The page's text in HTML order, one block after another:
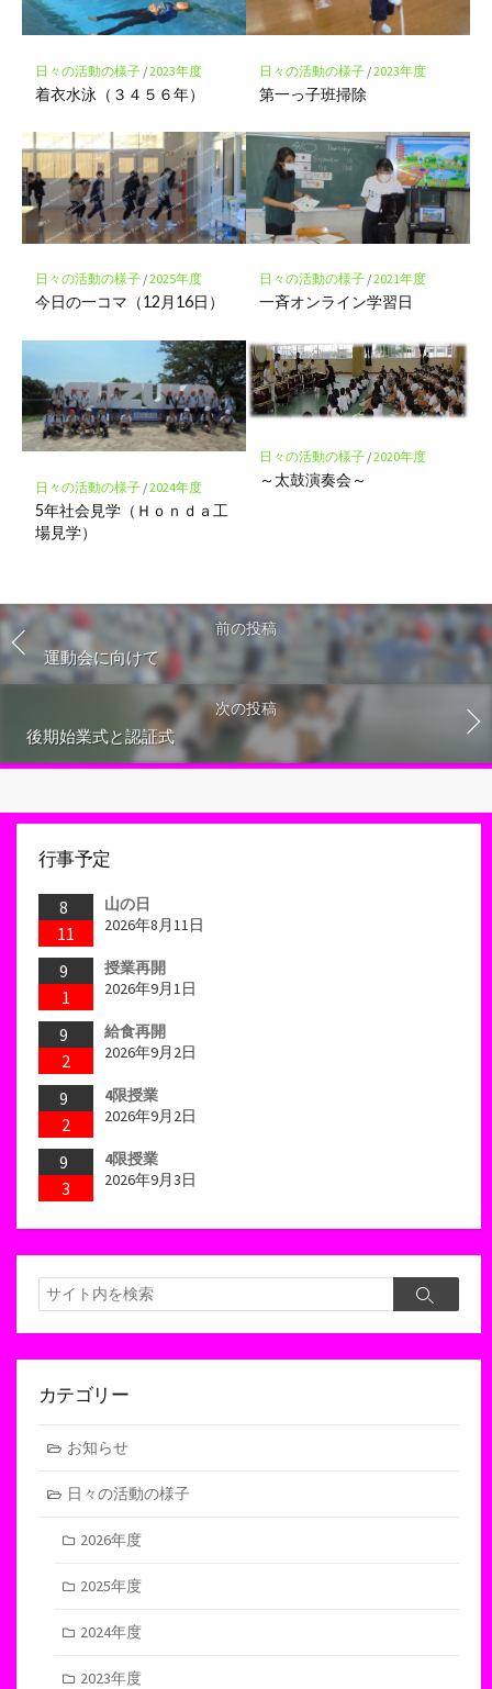
に
保
存
日々の活動の様子/2023年度
着衣水泳（３４５６年）
日々の活動の様子/2023年度
第一っ子班掃除
日々の活動の様子/2025年度
今日の一コマ（12月16日）
日々の活動の様子/2021年度
一斉オンライン学習日
日々の活動の様子/2024年度
5年社会見学（Ｈｏｎｄａ工
場見学）
日々の活動の様子/2020年度
～太鼓演奏会～
前の投稿
運動会に向けて
次の投稿
後期始業式と認証式
行事予定
8
11
山の日
2026年8月11日
9
1
授業再開
2026年9月1日
9
2
給食再開
2026年9月2日
9
2
4限授業
2026年9月2日
9
3
4限授業
2026年9月3日
検
索
検
カテゴリー
お知らせ
日々の活動の様子
2026年度
2025年度
2024年度
2023年度